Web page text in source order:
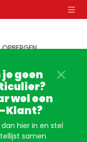
je geen
wel een
Klant?
dan hier in en stel
samen
OPBERGEN